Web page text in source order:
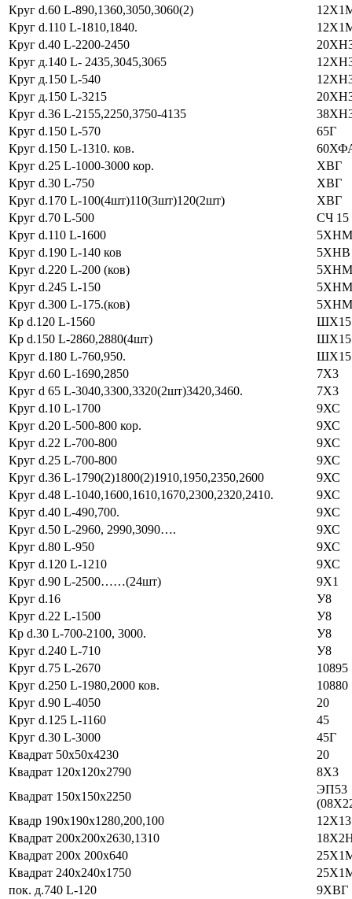
Круг d.60 L-890,1360,3050,3060(2)
Круг d.110 L-1810,1840.
Круг d.40 L-2200-2450
Круг д.140 L- 2435,3045,3065
Круг д.150 L-540
Круг д.150 L-3215
Круг d.36 L-2155,2250,3750-4135
Круг d.150 L-570
65Г
Круг d.150 L-1310. ков.
Круг d.25 L-1000-3000 кор.
ХВГ
Круг d.30 L-750
ХВГ
Круг d.170 L-100(4шт)110(3шт)120(2шт)
ХВГ
Круг d.70 L-500
СЧ 15
Круг d.110 L-1600
5ХНМ
Круг d.190 L-140 ков
5ХНВ
Круг d.220 L-200 (ков)
5ХНМ
Круг d.245 L-150
5ХНМ
Круг d.300 L-175.(ков)
5ХНМ
Кр d.120 L-1560
ШХ15
Кр d.150 L-2860,2880(4шт)
ШХ15
Круг d.180 L-760,950.
ШХ15
Круг d.60 L-1690,2850
7Х3
Круг d 65 L-3040,3300,3320(2шт)3420,3460.
7Х3
Круг d.10 L-1700
9ХС
Круг d.20 L-500-800 кор.
9ХС
Круг d.22 L-700-800
9ХС
Круг d.25 L-700-800
9ХС
Круг d.36 L-1790(2)1800(2)1910,1950,2350,2600
9ХС
Круг d.48 L-1040,1600,1610,1670,2300,2320,2410.
9ХС
Круг d.40 L-490,700.
9ХС
Круг d.50 L-2960, 2990,3090….
9ХС
Круг d.80 L-950
9ХС
Круг d.120 L-1210
9ХС
Круг d.90 L-2500……(24шт)
9Х1
Круг d.16
У8
Круг d.22 L-1500
У8
Кр d.30 L-700-2100, 3000.
У8
Круг d.240 L-710
У8
Круг d.75 L-2670
10895
Круг d.250 L-1980,2000 ков.
10880
Круг d.90 L-4050
20
Круг d.125 L-1160
45
Круг d.30 L-3000
45Г
Квадрат 50х50х4230
20
Квадрат 120х120х2790
8Х3
Квадрат 150х150х2250
ЭП53
Квадр 190х190х1280,200,100
12Х13
Квадрат 200х200х2630,1310
Квадрат 200х 200х640
Квадрат 240х240х1750
пок. д.740 L-120
9ХВГ